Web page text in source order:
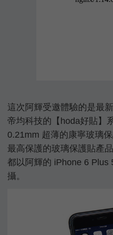
這次阿輝受邀體驗的是最
帝均科技的【hoda好貼】
0.21mm 超薄的康寧玻璃
最高保護的玻璃保護貼產
都以阿輝的 iPhone 6 Plus
攝。